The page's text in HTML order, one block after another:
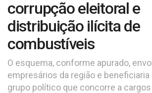
corrupção eleitoral e
distribuição ilícita de
combustíveis
O esquema, conforme apurado,
empresários da região e
grupo político que concorre a